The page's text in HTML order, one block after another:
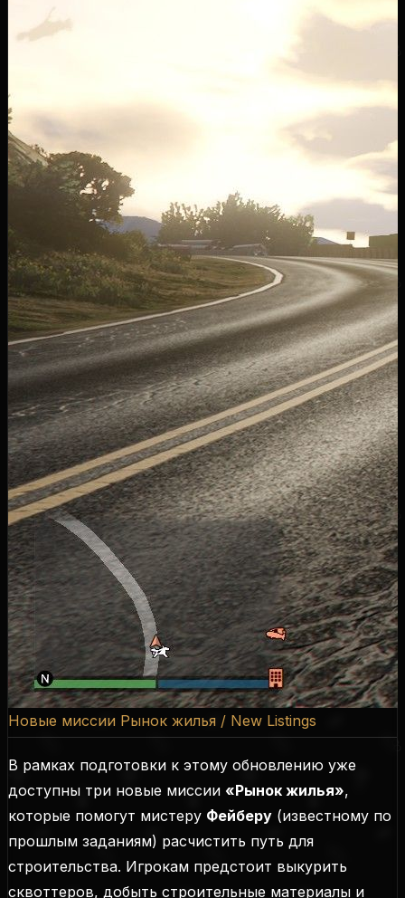
Новые миссии Рынок жилья / New Listings
В рамках подготовки к этому обновлению уже
доступны три новые миссии «Рынок жилья»,
которые помогут мистеру Фейберу (известному по
прошлым заданиям) расчистить путь для
строительства. Игрокам предстоит выкурить
сквоттеров, добыть строительные материалы и